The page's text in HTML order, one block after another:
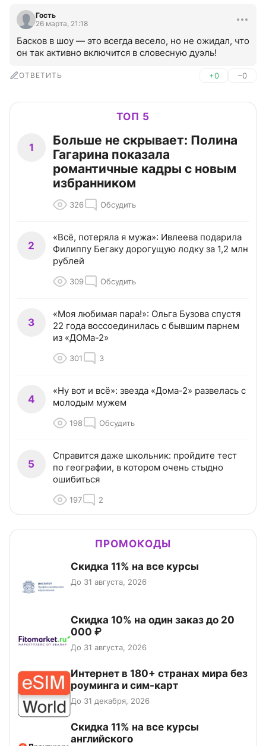
Гость
26 марта, 21:18
Басков в шоу — это всегда весело, но не ожидал, что
он так активно включится в словесную дуэль!
ОТВЕТИТЬ +0 –0
ТОП 5
1
Больше не скрывает: Полина
Гагарина показала
романтичные кадры с новым
избранником
326 Обсудить
2
«Всё, потеряла я мужа»: Ивлеева подарила
Филиппу Бегаку дорогущую лодку за 1,2 млн
рублей
309 Обсудить
3
«Моя любимая пара!»: Ольга Бузова спустя
22 года воссоединилась с бывшим парнем
из «ДОМа-2»
301 3
4
«Ну вот и всё»: звезда «Дома-2» развелась с
молодым мужем
198 Обсудить
5
Справится даже школьник: пройдите тест
по географии, в котором очень стыдно
ошибиться
197 2
ПРОМОКОДЫ
Скидка 11% на все курсы
До 31 августа, 2026
Скидка 10% на один заказ до 20
000 ₽
До 31 августа, 2026
Интернет в 180+ странах мира без
роуминга и сим-карт
До 31 декабря, 2026
Скидка 11% на все курсы
английского